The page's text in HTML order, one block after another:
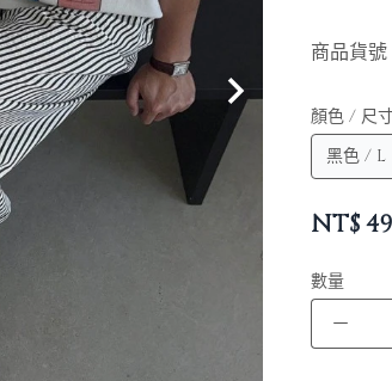
商品貨號
顏色 / 尺
NT$
數量
－